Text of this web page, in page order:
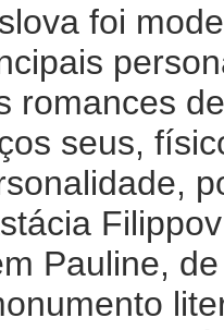
foi
romances
seus,
Pauline,